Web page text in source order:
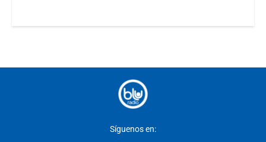
Síguenos en: